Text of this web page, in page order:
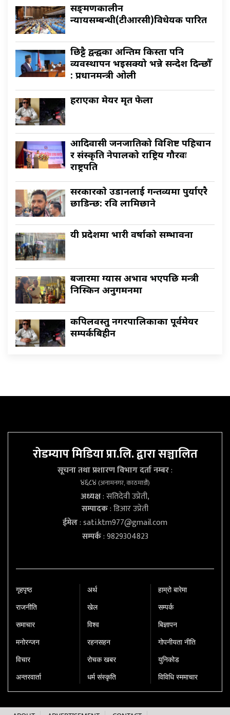
सङ्क्रमणकालीन
न्यायसम्बन्धी(टीआरसी)विधेयक पारित
छिट्टै द्वन्द्वका अन्तिम किस्ता पनि
व्यवस्थापन भइसक्यो भन्ने सन्देश दिन्छौँ
: प्रधानमन्त्री ओली
हराएका मेयर मृत फेला
आदिवासी जनजातिको विशिष्ट पहिचान
र संस्कृति नेपालको राष्ट्रिय गौरवः
राष्ट्रपति
सरकारकाे उडानलाई गन्तव्यमा पुर्याएरै
छाडिन्छ: रवि लामिछाने
यी प्रदेशमा भारी वर्षाकाे सम्भावना
बजारमा ग्यास अभाव भएपछि मन्त्री
निस्किन अनुगमनमा
कपिलवस्तु नगरपालिकाका पूर्वमेयर
सम्पर्कबिहीन
रोडम्याप मिडिया प्रा.लि. द्वारा सञ्चालित
सूचना तथा प्रशारण विभाग दर्ता नम्बर:
४६८४(अनामनगर, काठमाडौं)
अध्यक्ष: सतिदेवी उप्रेती,
सम्पादक: डिआर उप्रेती
ईमेल:sati.ktm977@gmail.com
सम्पर्क: 9829304823
गृहपृष्‍ठ
राजनीति
समाचार
मनोरन्जन
विचार
अन्तरवार्ता
अर्थ
खेल
विश्व
रहनसहन
रोचक खबर
धर्म संस्कृति
हाम्रो बारेमा
सम्पर्क
बिज्ञापन
गोपनीयता नीति
युनिकोड
विविधि स्ममाचार